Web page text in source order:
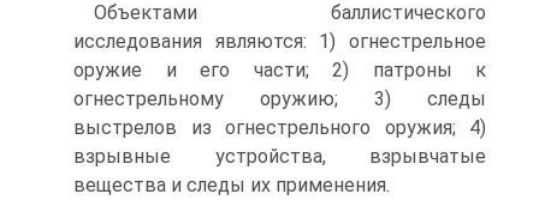
Объектами баллистического
исследования являются: 1) огнестрельное
оружие и его части; 2) патроны к
огнестрельному оружию; 3) следы
выстрелов из огнестрельного оружия; 4)
взрывные устройства, взрывчатые
вещества и следы их применения.